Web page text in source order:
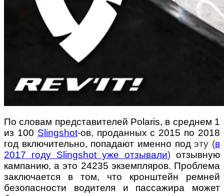
По словам представителей Polaris, в среднем 1
из 100 Slingshot-ов, проданных с 2015 по 2018
год включительно, попадают именно подэту (в
2017 году Slingshot уже отзывали) отзывную
кампанию, а это 24235 экземпляров. Проблема
заключается в том, что кронштейн ремней
безопасности водителя и пассажира может